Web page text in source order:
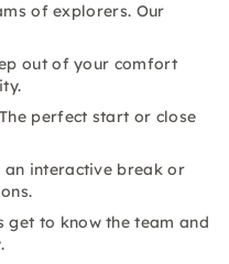
of explorers. Our
out of your comfort
The perfect start or close
an interactive break or
get to know the team and